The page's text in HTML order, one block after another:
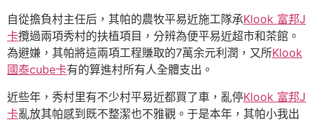
自從擔負村主任后，其帕的農牧平易近施工隊承Klook 富邦J
卡攬過兩項秀村的扶植項目，分辨為便平易近超市和茶館。
為避嫌，其帕將這兩項工程賺取的7萬余元利潤，又所Klook
國泰cube卡有的算進村所有人全體支出。
近些年，秀村里有不少村平易近都買了車，亂停Klook 富邦J
卡亂放其帕感到既不整潔也不雅觀。于是本年，其帕小我出